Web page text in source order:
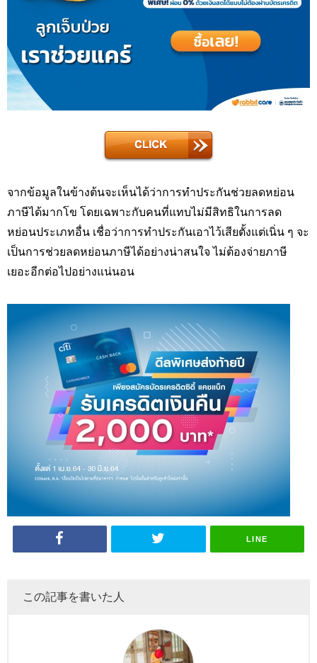
จากข้อมูลในข้างต้นจะเห็นได้ว่าการทำประกันช่วยลดหย่อน
ภาษีได้มากโข โดยเฉพาะกับคนที่แทบไม่มีสิทธิในการลด
หย่อนประเภทอื่น เชื่อว่าการทำประกันเอาไว้เสียตั้งแต่เนิ่น ๆ จะ
เป็นการช่วยลดหย่อนภาษีได้อย่างน่าสนใจ ไม่ต้องจ่ายภาษี
เยอะอีกต่อไปอย่างแน่นอน
LINE
この記事を書いた人